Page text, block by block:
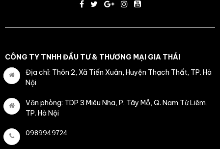
CÔNG TY TNHH ĐẦU TƯ & THƯƠNG MẠI GIA THÁI
Địa chỉ: Thôn 2, Xã Tiến Xuân, Huyện Thạch Thất, TP. Hà
Nội
Văn phòng: TDP 3 Miêu Nha, P. Tây Mỗ, Q. Nam Từ Liêm,
TP. Hà Nội
0989949724